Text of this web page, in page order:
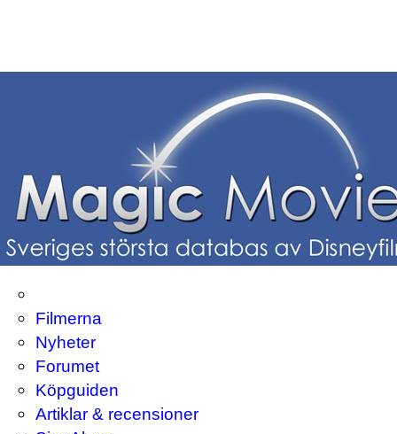
Filmerna
Nyheter
Forumet
Köpguiden
Artiklar & recensioner